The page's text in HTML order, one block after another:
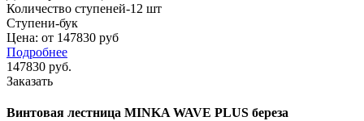
Количество ступеней-12 шт
Ступени-бук
Цена: от 147830 руб
Подробнее
147830 руб.
Заказать
Винтовая лестница MINKA WAVE PLUS береза